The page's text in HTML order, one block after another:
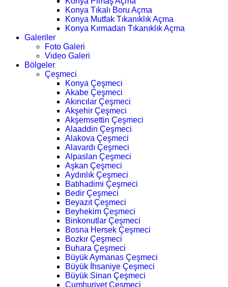
Konya Tıkalı Boru Açma
Konya Mutfak Tıkanıklık Açma
Konya Kırmadan Tıkanıklık Açma
Galeriler
Foto Galeri
Video Galeri
Bölgeler
Çeşmeci
Konya Çeşmeci
Akabe Çeşmeci
Akıncılar Çeşmeci
Akşehir Çeşmeci
Akşemsettin Çeşmeci
Alaaddin Çeşmeci
Alakova Çeşmeci
Alavardı Çeşmeci
Alpaslan Çeşmeci
Aşkan Çeşmeci
Aydınlık Çeşmeci
Batıhadimi Çeşmeci
Bedir Çeşmeci
Beyazıt Çeşmeci
Beyhekim Çeşmeci
Binkonutlar Çeşmeci
Bosna Hersek Çeşmeci
Bozkır Çeşmeci
Buhara Çeşmeci
Büyük Aymanas Çeşmeci
Büyük İhsaniye Çeşmeci
Büyük Sinan Çeşmeci
Cumhuriyet Çeşmeci